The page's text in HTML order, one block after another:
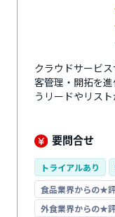
クラウドサービ
客管理・開拓を
うリードやリス
状況が担当者に
ます。さまざま
理し、営業状況を
信自動化や営業
ど、営業成果拡大
と長い歴史を誇る
す。
要問合せ
トライアルあり
食品業界からの★
外食業界からの★